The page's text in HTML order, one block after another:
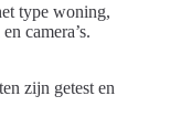
type woning,
camera’s.
zijn getest en